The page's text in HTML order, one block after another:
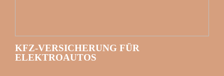
KFZ-VERSICHERUNG FÜR
ELEKTROAUTOS